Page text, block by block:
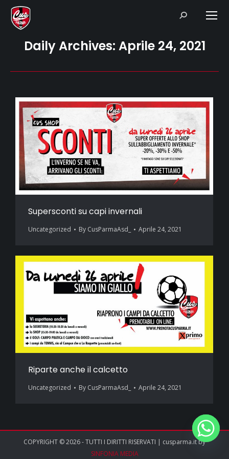
Search:
Daily Archives: Aprile 24, 2021
Supersconti su capi invernali
Uncategorized By CusParmaAsd_ Aprile 24, 2021
Riparte anche il calcetto
Uncategorized By CusParmaAsd_ Aprile 24, 2021
COPYRIGHT © 2026 - TUTTI I DIRITTI RISERVATI | cusparma.it by
SINFONIA MEDIA